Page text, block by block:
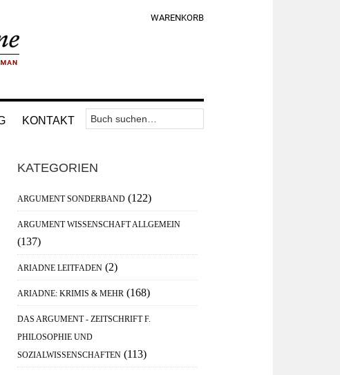
WARENKORB
KONTAKT
Nav
Area
Suchen
nach:
Haupt-
Sidebar
KATEGORIEN
ARGUMENT SONDERBAND (122)
ARGUMENT WISSENSCHAFT ALLGEMEIN
(137)
ARIADNE LEITFADEN (2)
ARIADNE: KRIMIS & MEHR (168)
DAS ARGUMENT - ZEITSCHRIFT F.
PHILOSOPHIE UND
SOZIALWISSENSCHAFTEN (113)